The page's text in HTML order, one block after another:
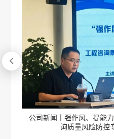
公司新闻丨强作风、提能
询质量风险防控
